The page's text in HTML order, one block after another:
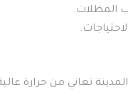
تعاني من حرارة